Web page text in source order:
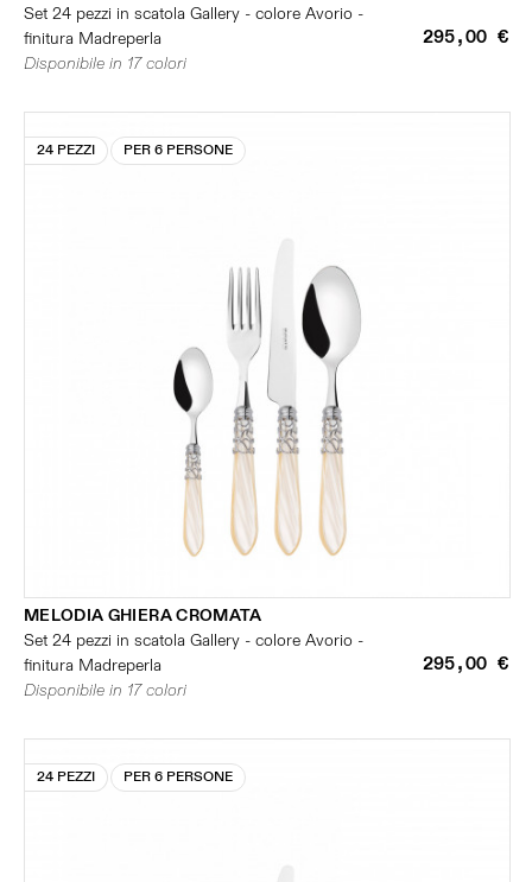
Set 24 pezzi in scatola Gallery - colore Avorio -
finitura Madreperla
295,00 €
Disponibile in 17 colori
24 PEZZI PER 6 PERSONE
MELODIA GHIERA CROMATA
Set 24 pezzi in scatola Gallery - colore Avorio -
finitura Madreperla
295,00 €
Disponibile in 17 colori
24 PEZZI PER 6 PERSONE